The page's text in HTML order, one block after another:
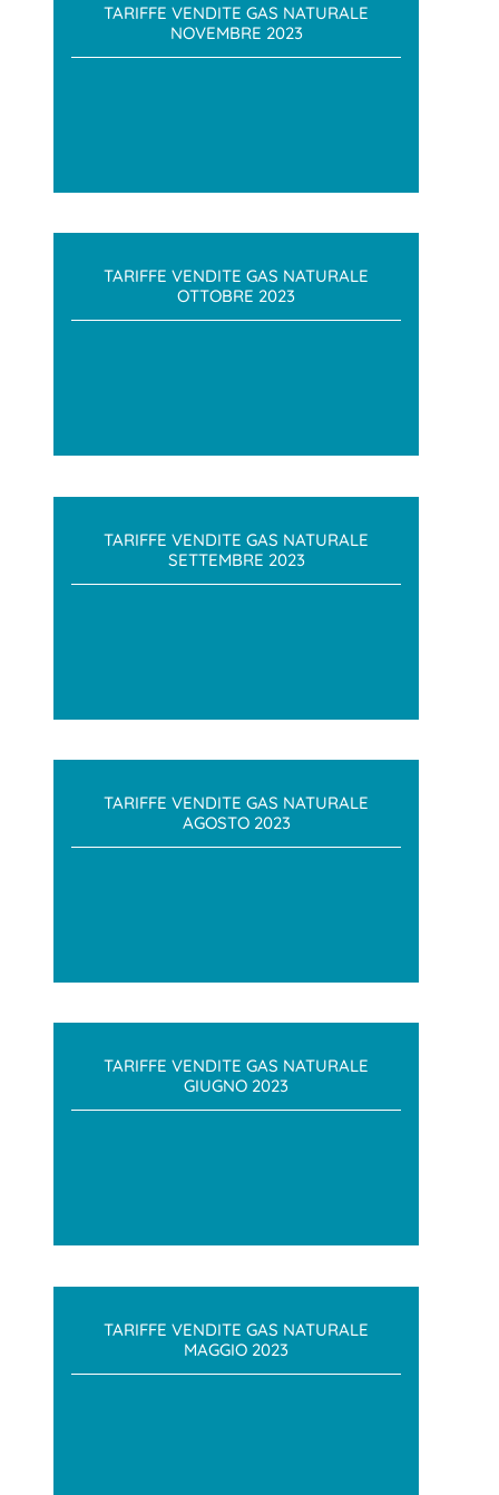
TARIFFE VENDITE GAS NATURALE
NOVEMBRE 2023
TARIFFE VENDITE GAS NATURALE
OTTOBRE 2023
TARIFFE VENDITE GAS NATURALE
SETTEMBRE 2023
TARIFFE VENDITE GAS NATURALE
AGOSTO 2023
TARIFFE VENDITE GAS NATURALE
GIUGNO 2023
TARIFFE VENDITE GAS NATURALE
MAGGIO 2023